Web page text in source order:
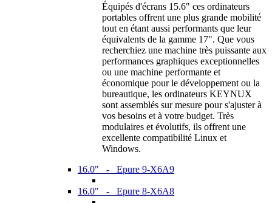
Équipés d'écrans 15.6" ces ordinateurs
portables offrent une plus grande mobilité
tout en étant aussi performants que leur
équivalents de la gamme 17". Que vous
recherchiez une machine très puissante aux
performances graphiques exceptionnelles
ou une machine performante et
économique pour le développement ou la
bureautique, les ordinateurs KEYNUX
sont assemblés sur mesure pour s'ajuster à
vos besoins et à votre budget. Très
modulaires et évolutifs, ils offrent une
excellente compatibilité Linux et
Windows.
16.0" - Epure 9-X6A9
16.0" - Epure 8-X6A8